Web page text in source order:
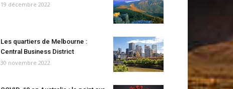
19 décembre 2022
Les quartiers de Melbourne :
Central Business District
30 novembre 2022